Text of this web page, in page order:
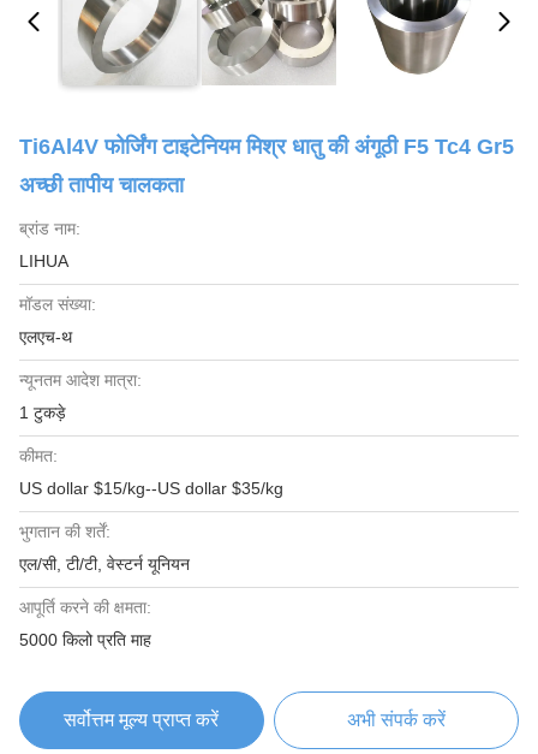
Ti6Al4V फोर्जिंग टाइटेनियम मिश्र धातु की अंगूठी F5 Tc4 Gr5
अच्छी तापीय चालकता
ब्रांड नाम:
LIHUA
मॉडल संख्या:
एलएच-थ
न्यूनतम आदेश मात्रा:
1 टुकड़े
कीमत:
US dollar $15/kg--US dollar $35/kg
भुगतान की शर्तें:
एल/सी, टी/टी, वेस्टर्न यूनियन
आपूर्ति करने की क्षमता:
5000 किलो प्रति माह
सर्वोत्तम मूल्य प्राप्त करें अभी संपर्क करें